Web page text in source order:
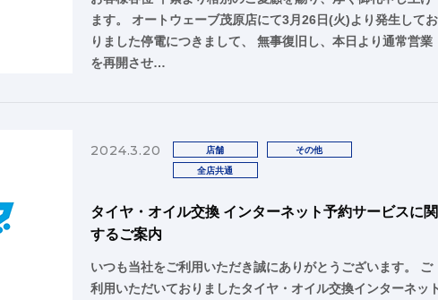
ます。 オートウェーブ茂原店にて3月26日(火)より発生してお
りました停電につきまして、 無事復旧し、本日より通常営業
を再開させ…
2024.3.20 店舗 その他
全店共通
タイヤ・オイル交換 インターネット予約サービスに関
するご案内
いつも当社をご利用いただき誠にありがとうございます。 ご
利用いただいておりましたタイヤ・オイル交換インターネッ